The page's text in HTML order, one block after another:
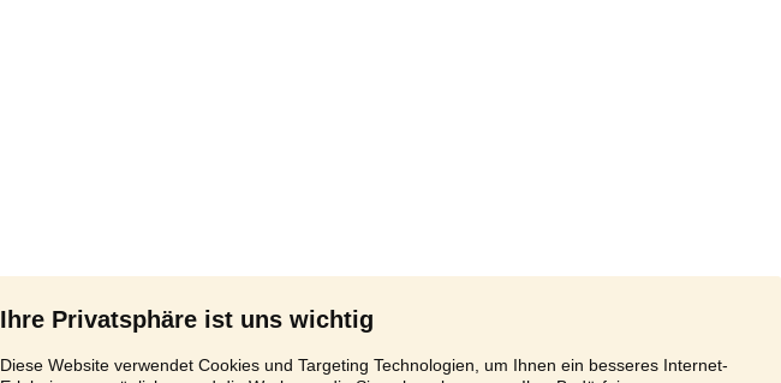
Ihre Privatsphäre ist uns wichtig
Diese Website verwendet Cookies und Targeting Technologien, um Ihnen ein besseres Internet-